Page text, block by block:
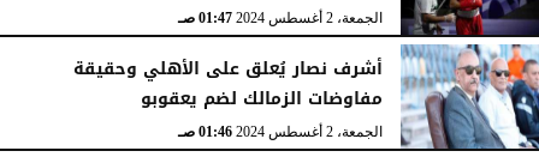
الجمعة، 2 أغسطس 2024 01:47 صـ
أشرف نصار يُعلق على الأهلي وحقيقة
مفاوضات الزمالك لضم يعقوبو
الجمعة، 2 أغسطس 2024 01:46 صـ